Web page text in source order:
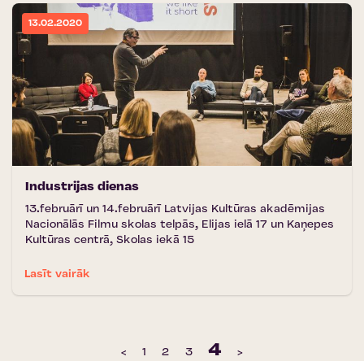
13.02.2020
Industrijas dienas
13.februārī un 14.februārī Latvijas Kultūras akadēmijas
Nacionālās Filmu skolas telpās, Elijas ielā 17 un Kaņepes
Kultūras centrā, Skolas iekā 15
Lasīt vairāk
‹ 1 2 3 4 ›